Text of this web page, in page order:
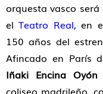
orquesta vasco
elTeatro Real, en
150 años del
Afincado en París
Iñaki Encina Oyón